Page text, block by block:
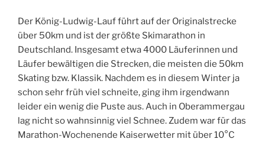
Der König-Ludwig-Lauf führt auf der Originalstrecke
über 50km und ist der größte Skimarathon in
Deutschland. Insgesamt etwa 4000 Läuferinnen und
Läufer bewältigen die Strecken, die meisten die 50km
Skating bzw. Klassik. Nachdem es in diesem Winter ja
schon sehr früh viel schneite, ging ihm irgendwann
leider ein wenig die Puste aus. Auch in Oberammergau
lag nicht so wahnsinnig viel Schnee. Zudem war für das
Marathon-Wochenende Kaiserwetter mit über 10°C